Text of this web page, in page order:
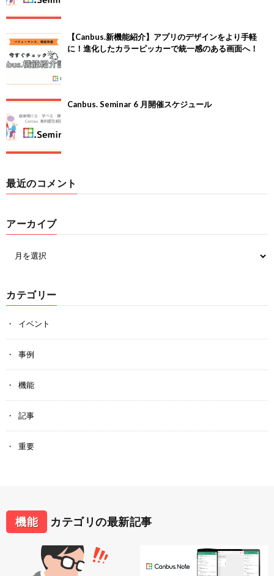
【Canbus.新機能紹介】アプリのデザインをより手軽
に！進化したカラーピッカーで統一感のある画面へ！
Canbus. Seminar 6 月開催スケジュール
最近のコメント
アーカイブ
カテゴリー
イベント
事例
機能
記事
重要
機能 カテゴリの最新記事